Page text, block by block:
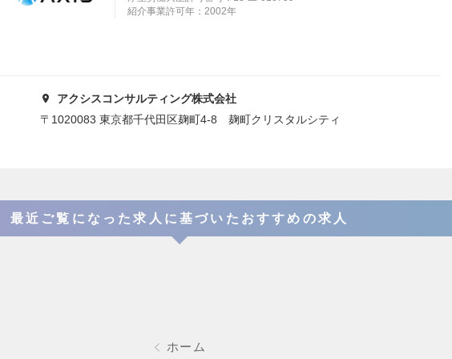
紹介事業許可年：2002年
アクシスコンサルティング株式会社
〒1020083 東京都千代田区麹町4-8 麹町クリスタルシティ
最近ご覧になった求人に基づいたおすすめの求人
ホーム